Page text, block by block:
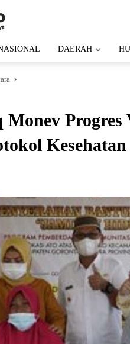
DAERAH
Progres
Kesehatan